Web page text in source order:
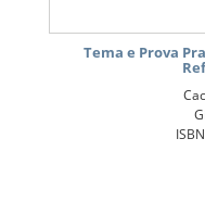
Tema e Prova